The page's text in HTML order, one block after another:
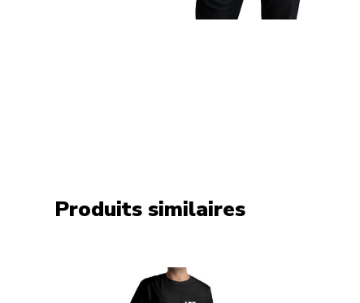
Produits similaires